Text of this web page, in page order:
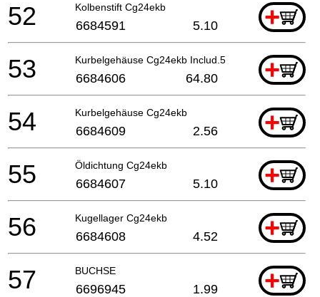
Kolbenstift Cg24ekb +
52 6684591 5.10
Kurbelgehäuse Cg24ekb Includ.54-56,59 +
53 6684606 64.80
Kurbelgehäuse Cg24ekb +
54 6684609 2.56
Öldichtung Cg24ekb +
55 6684607 5.10
Kugellager Cg24ekb +
56 6684608 4.52
BUCHSE +
57 6696945 1.99